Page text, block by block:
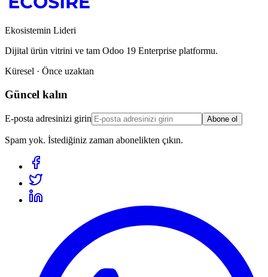
Ekosistemin Lideri
Dijital ürün vitrini ve tam Odoo 19 Enterprise platformu.
Küresel · Önce uzaktan
Güncel kalın
E-posta adresinizi girin Abone ol
Spam yok. İstediğiniz zaman abonelikten çıkın.